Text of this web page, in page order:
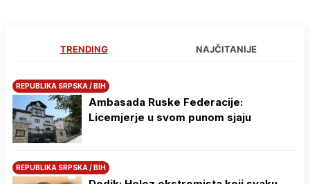
TRENDING NAJČITANIJE
REPUBLIKA SRPSKA / BIH
Ambasada Ruske Federacije:
Licemjerje u svom punom sjaju
REPUBLIKA SRPSKA / BIH